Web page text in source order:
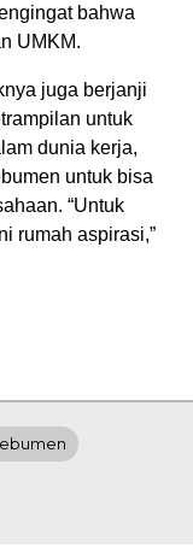
bahwa
UMKM.
juga berjanji
untuk
dunia kerja,
untuk bisa
“Untuk
rumah aspirasi,”